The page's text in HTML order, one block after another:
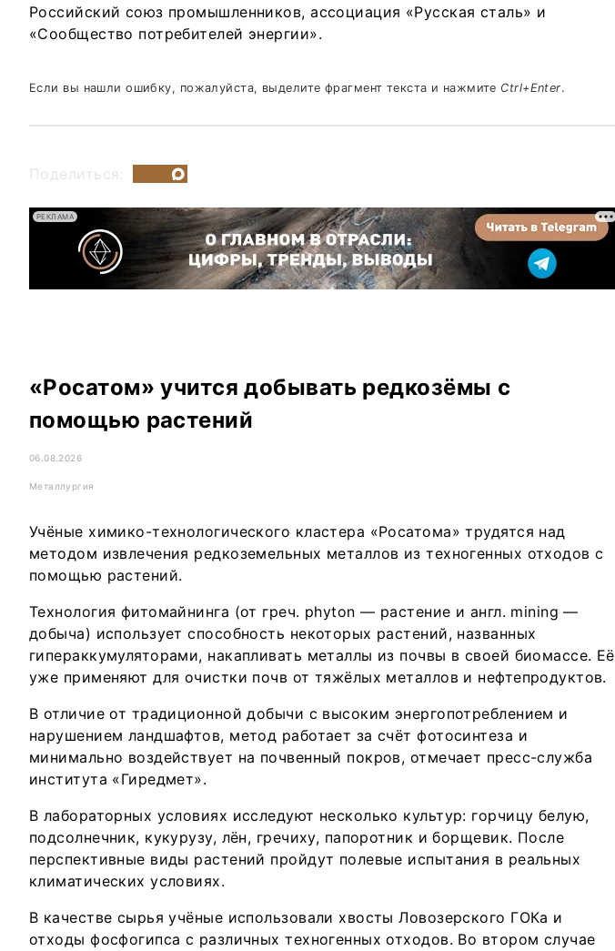
Российский союз промышленников, ассоциация «Русская сталь» и
«Сообщество потребителей энергии».
Если вы нашли ошибку, пожалуйста, выделите фрагмент текста и нажмите Ctrl+Enter.
Поделиться:
РЕКЛАМА
«Росатом» учится добывать редкозёмы с
помощью растений
06.08.2026
Металлургия
Учёные химико-технологического кластера «Росатома» трудятся над
методом извлечения редкоземельных металлов из техногенных отходов с
помощью растений.
Технология фитомайнинга (от греч. phyton — растение и англ. mining —
добыча) использует способность некоторых растений, названных
гипераккумуляторами, накапливать металлы из почвы в своей биомассе. Её
уже применяют для очистки почв от тяжёлых металлов и нефтепродуктов.
В отличие от традиционной добычи с высоким энергопотреблением и
нарушением ландшафтов, метод работает за счёт фотосинтеза и
минимально воздействует на почвенный покров, отмечает пресс-служба
института «Гиредмет».
В лабораторных условиях исследуют несколько культур: горчицу белую,
подсолнечник, кукурузу, лён, гречиху, папоротник и борщевик. После
перспективные виды растений пройдут полевые испытания в реальных
климатических условиях.
В качестве сырья учёные использовали хвосты Ловозерского ГОКа и
отходы фосфогипса с различных техногенных отходов. Во втором случае